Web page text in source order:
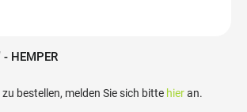
HEMPER
bestellen, melden Sie sich bitte hieran.